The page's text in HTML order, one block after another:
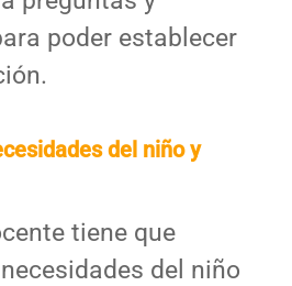
poder establecer
del niño y
tiene que
del niño